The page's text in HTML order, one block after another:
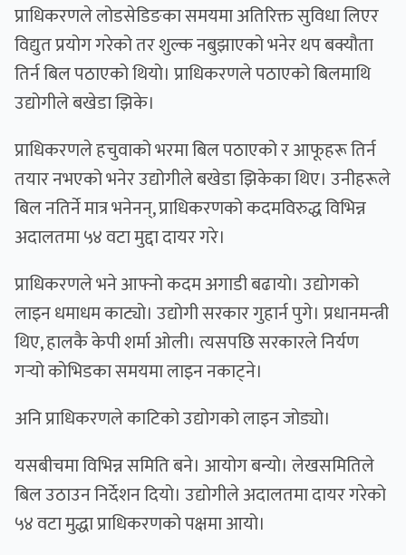
प्राधिकरणले लोडसेडिङका समयमा अतिरिक्त सुविधा लिएर
विद्युत प्रयोग गरेको तर शुल्क नबुझाएको भनेर थप बक्यौता
तिर्न बिल पठाएको थियो। प्राधिकरणले पठाएको बिलमाथि
उद्योगीले बखेडा झिके।
प्राधिकरणले हचुवाको भरमा बिल पठाएको र आफूहरू तिर्न
तयार नभएको भनेर उद्योगीले बखेडा झिकेका थिए। उनीहरूले
बिल नतिर्ने मात्र भनेनन्, प्राधिकरणको कदमविरुद्ध विभिन्न
अदालतमा ५४ वटा मुद्दा दायर गरे।
प्राधिकरणले भने आफ्नो कदम अगाडी बढायो। उद्योगको
लाइन धमाधम काट्यो। उद्योगी सरकार गुहार्न पुगे। प्रधानमन्त्री
थिए, हालकै केपी शर्मा ओली। त्यसपछि सरकारले निर्यण
गर्‍यो कोभिडका समयमा लाइन नकाट्ने।
अनि प्राधिकरणले काटिको उद्योगको लाइन जोड्यो।
यसबीचमा विभिन्न समिति बने। आयोग बन्यो। लेखसमितिले
बिल उठाउन निर्देशन दियो। उद्योगीले अदालतमा दायर गरेको
५४ वटा मुद्धा प्राधिकरणको पक्षमा आयो।